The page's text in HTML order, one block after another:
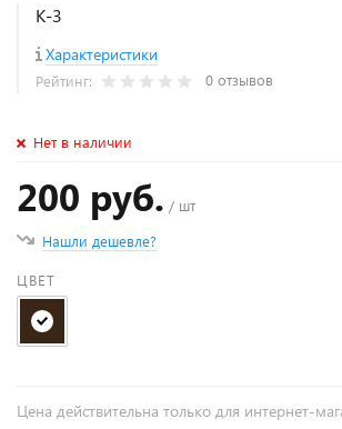
К-3
Характеристики
Рейтинг: 0 отзывов
Нет в наличии
200 руб. / шт
Нашли дешевле?
ЦВЕТ
Цена действительна только для интернет-